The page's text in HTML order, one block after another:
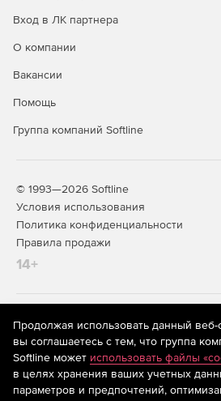
Вход в ЛК партнера
О компании
Вакансии
Помощь
Группа компаний Softline
© 1993—2026 Softline
Условия использования
Политика конфиденциальности
Правила продажи
14+
На информационном ресурсе
рекомендательные технологии
предоставления информации на
систематизации и анализа сведений,
предпочтениям пользователей сети
находящихся на территории
Продолжая использовать данный веб-
вы соглашаетесь с тем, что группа
Softline может использовать файлы
в целях хранения ваших учетных
параметров и предпочтений,